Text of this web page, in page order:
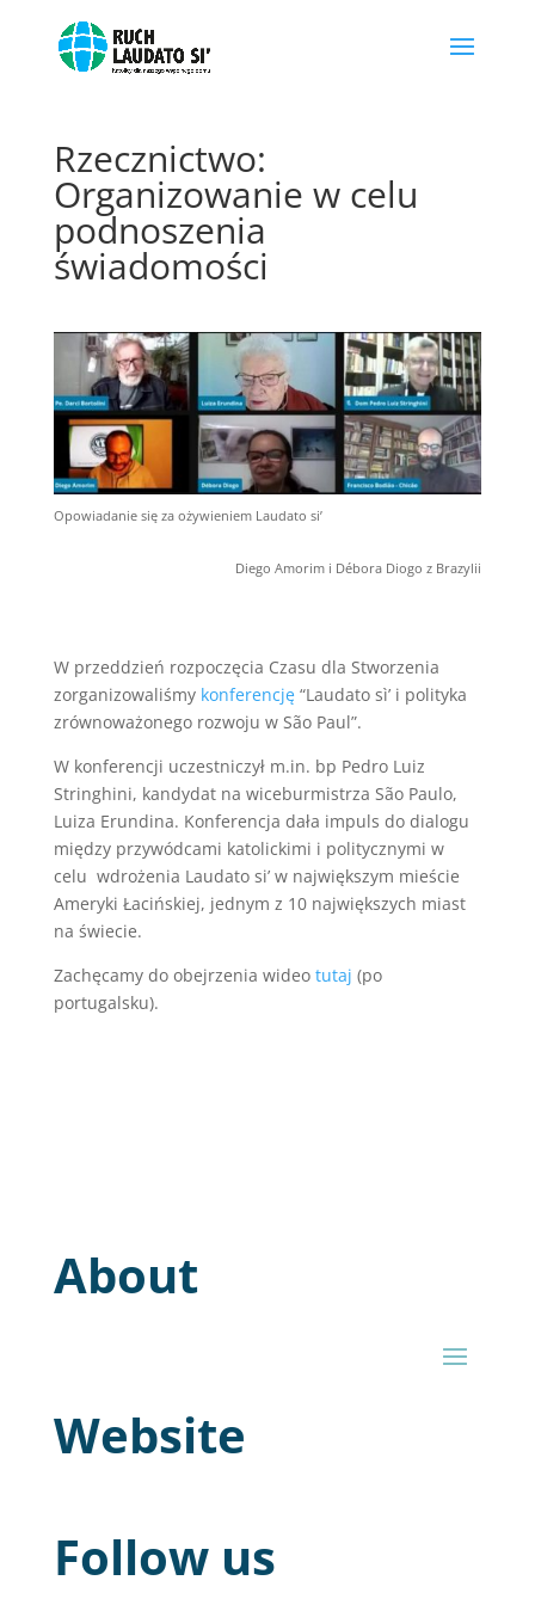
Rzecznictwo:
Organizowanie w celu
podnoszenia
świadomości
Opowiadanie się za ożywieniem Laudato si’
Diego Amorim i Débora Diogo z Brazylii
W przeddzień rozpoczęcia Czasu dla Stworzenia
zorganizowaliśmy konferencję“Laudato sì’ i polityka
zrównoważonego rozwoju w São Paul”.
W konferencji uczestniczył m.in. bp Pedro Luiz
Stringhini, kandydat na wiceburmistrza São Paulo,
Luiza Erundina. Konferencja dała impuls do dialogu
między przywódcami katolickimi i politycznymi w
celu wdrożenia Laudato si’ w największym mieście
Ameryki Łacińskiej, jednym z 10 największych miast
na świecie.
Zachęcamy do obejrzenia wideo tutaj (po
portugalsku).
About
Website
Follow us